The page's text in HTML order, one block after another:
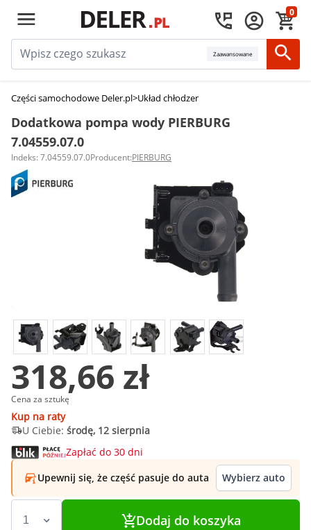
0
Zaawansowane
Części samochodowe Deler.pl>Układ chłodzenia silnika
Dodatkowa pompa wody PIERBURG
7.04559.07.0
Indeks: 7.04559.07.0Producent:PIERBURG
318,66 zł
Cena za sztukę
Kup na raty
U Ciebie: środę, 12 sierpnia
Zapłać do 30 dni
Upewnij się, że część pasuje do auta
Wybierz auto
Dodaj do koszyka